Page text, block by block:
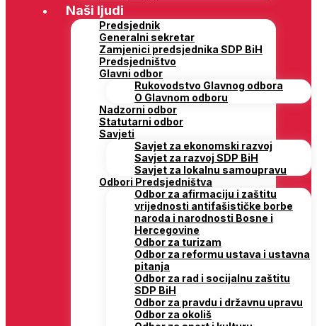
Naši ljudi
Predsjednik
Generalni sekretar
Zamjenici predsjednika SDP BiH
Predsjedništvo
Glavni odbor
Rukovodstvo Glavnog odbora
O Glavnom odboru
Nadzorni odbor
Statutarni odbor
Savjeti
Savjet za ekonomski razvoj
Savjet za razvoj SDP BiH
Savjet za lokalnu samoupravu
Odbori Predsjedništva
Odbor za afirmaciju i zaštitu
vrijednosti antifašističke borbe
naroda i narodnosti Bosne i
Hercegovine
Odbor za turizam
Odbor za reformu ustava i ustavna
pitanja
Odbor za rad i socijalnu zaštitu
SDP BiH
Odbor za pravdu i državnu upravu
Odbor za okoliš